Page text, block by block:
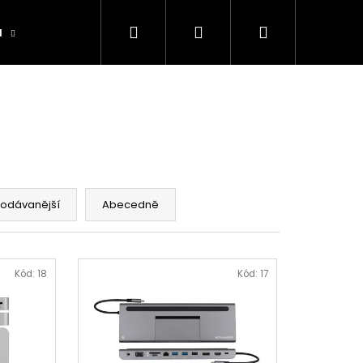
Obchodní podmínky
Hledat PřihlášeníNákupní
Abecedně
Kód: 18 Kód: 17